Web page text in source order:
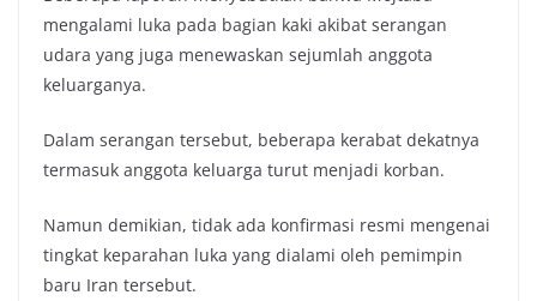
mengalami luka pada bagian kaki akibat serangan
udara yang juga menewaskan sejumlah anggota
keluarganya.
Dalam serangan tersebut, beberapa kerabat dekatnya
termasuk anggota keluarga turut menjadi korban.
Namun demikian, tidak ada konfirmasi resmi mengenai
tingkat keparahan luka yang dialami oleh pemimpin
baru Iran tersebut.